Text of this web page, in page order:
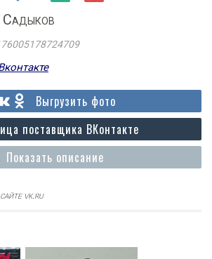
Садыков
Показать описание
поставщика ВКонтакте
Выгрузить фото
vk.ru